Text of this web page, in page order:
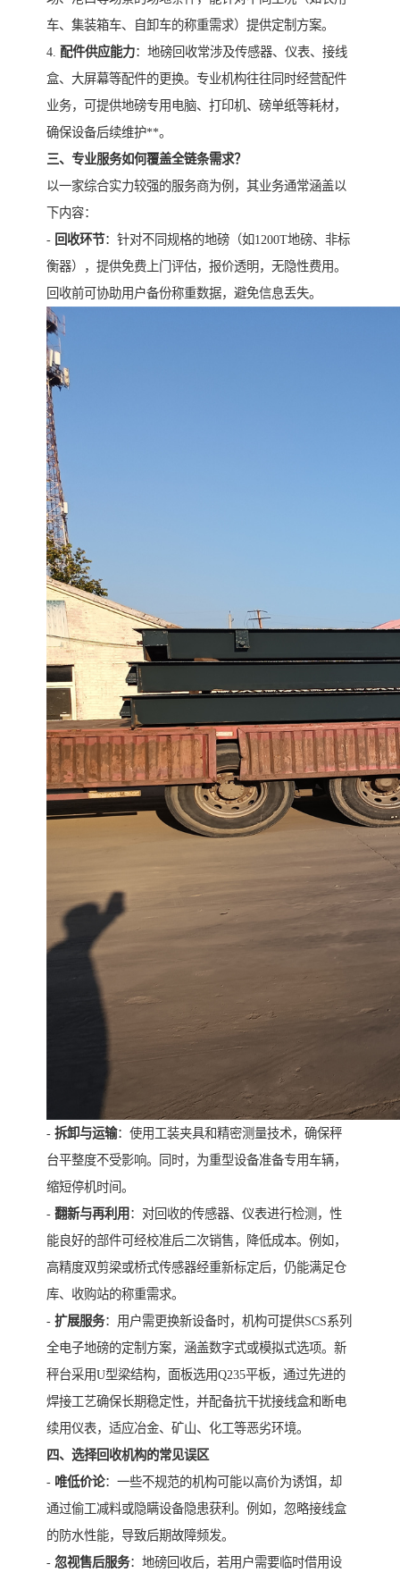
车、集装箱车、自卸车的称重需求）提供定制方案。
4. 配件供应能力：地磅回收常涉及传感器、仪表、接线
盒、大屏幕等配件的更换。专业机构往往同时经营配件
业务，可提供地磅专用电脑、打印机、磅单纸等耗材，
确保设备后续维护**。
三、专业服务如何覆盖全链条需求？
以一家综合实力较强的服务商为例，其业务通常涵盖以
下内容：
- 回收环节：针对不同规格的地磅（如1200T地磅、非标
衡器），提供免费上门评估，报价透明，无隐性费用。
回收前可协助用户备份称重数据，避免信息丢失。
- 拆卸与运输：使用工装夹具和精密测量技术，确保秤
台平整度不受影响。同时，为重型设备准备专用车辆，
缩短停机时间。
- 翻新与再利用 ：对回收的传感器、仪表进行检测，性
能良好的部件可经校准后二次销售，降低成本。例如，
高精度双剪梁或桥式传感器经重新标定后，仍能满足仓
库、收购站的称重需求。
- 扩展服务：用户需更换新设备时，机构可提供SCS系列
全电子地磅的定制方案，涵盖数字式或模拟式选项。新
秤台采用U型梁结构，面板选用Q235平板，通过先进的
焊接工艺确保长期稳定性，并配备抗干扰接线盒和断电
续用仪表，适应冶金、矿山、化工等恶劣环境。
四、选择回收机构的常见误区
- 唯低价论：一些不规范的机构可能以高价为诱饵，却
通过偷工减料或隐瞒设备隐患获利。例如，忽略接线盒
的防水性能，导致后期故障频发。
- 忽视售后服务：地磅回收后，若用户需要临时借用设